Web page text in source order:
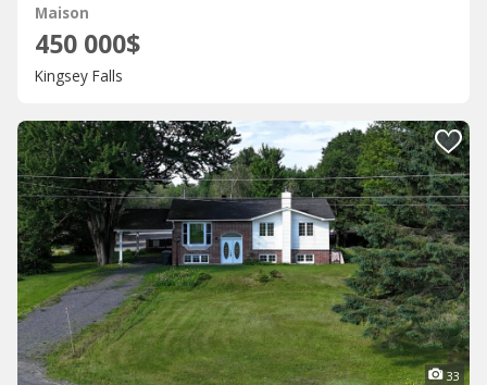
Maison
450 000$
Kingsey Falls
33